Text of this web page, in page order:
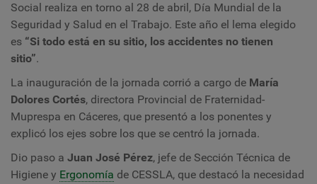
Social realiza en torno al 28 de abril, Día Mundial de la
Seguridad y Salud en el Trabajo. Este año el lema elegido
es “Si todo está en su sitio, los accidentes no tienen
sitio”.
La inauguración de la jornada corrió a cargo de María
Dolores Cortés, directora Provincial de Fraternidad-
Muprespa en Cáceres, que presentó a los ponentes y
explicó los ejes sobre los que se centró la jornada.
Dio paso a Juan José Pérez, jefe de Sección Técnica de
Higiene y Ergonomía de CESSLA, que destacó la necesidad